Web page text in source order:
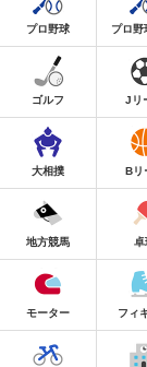
プロ野球 プロ野
ゴルフ Jリ
大相撲 Bリ
地方競馬 卓
モーター フィ